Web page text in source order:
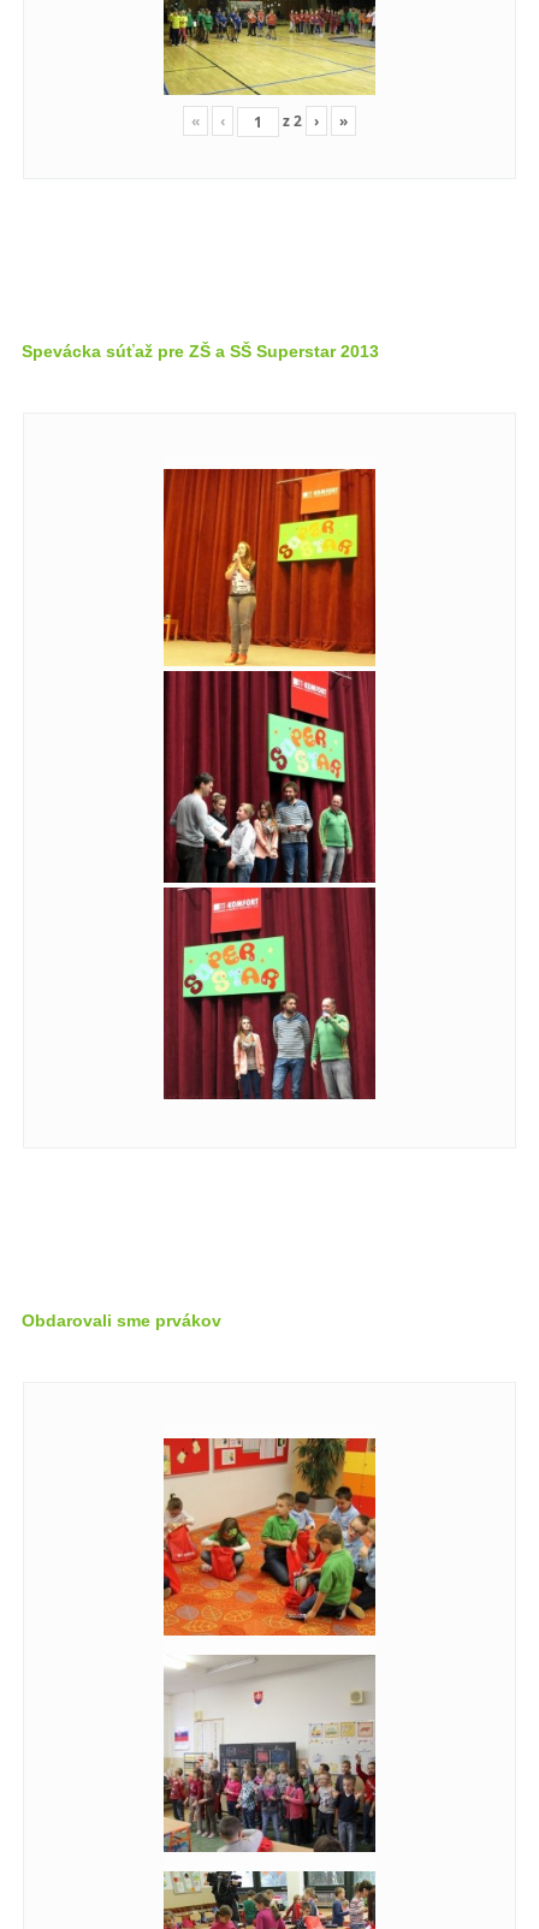
« ‹ z2 › »
Spevácka súťaž pre ZŠ a SŠ Superstar 2013
Obdarovali sme prvákov